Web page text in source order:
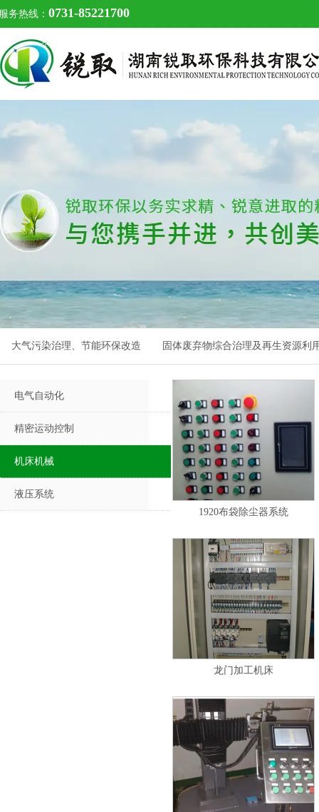
务热线： 0731-85221700
大气污染治理、节能环保改造 固体废弃物综合治理及再生资源利
电气自动化
精密运动控制
机床机械
液压系统
1920布袋除尘器系统
龙门加工机床